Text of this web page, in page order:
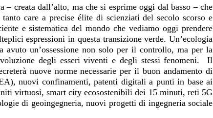
creata dall’alto, ma che si esprime oggi dal basso – che
care a precise élite di scienziati del secolo scorso e
e sistematica del mondo che vediamo oggi prendere
espressioni in questa transizione verde. Un’ecologia
avuto un’ossessione non solo per il controllo, ma per la
degli esseri viventi e degli stessi fenomeni. Il
nuove norme necessarie per il buon andamento di
nuovi confinamenti, patenti digitali a punti in base ai
virtuosi, smart city ecosostenibili dei 15 minuti, reti 5G
di geoingegneria, nuovi progetti di ingegneria sociale